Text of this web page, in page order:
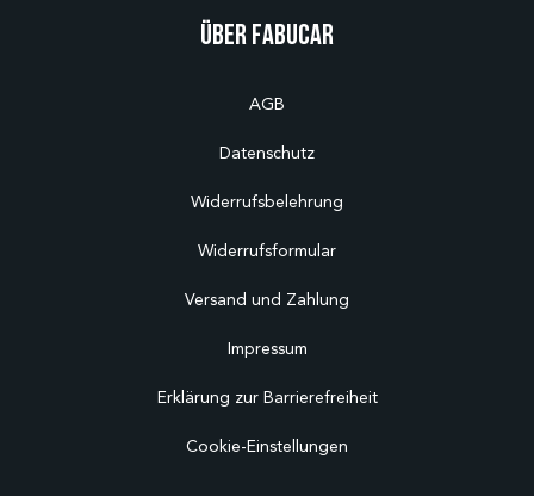
Über Fabucar
AGB
Datenschutz
Widerrufsbelehrung
Widerrufsformular
Versand und Zahlung
Impressum
Erklärung zur Barrierefreiheit
Cookie-Einstellungen